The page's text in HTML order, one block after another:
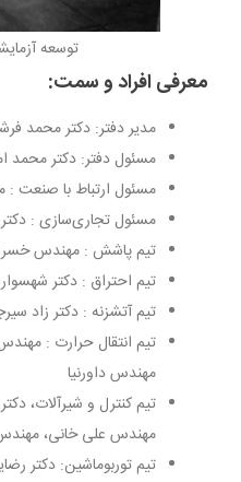
توسعه
معرفی افراد و سمت:
مدیر دفتر: دکتر محمد
مسئول دفتر: دکتر محمد
مسئول ارتباط با صنعت :
مسئول تجاری‌سازی : دکتر
تیم پاشش : مهندس
تیم احتراق : دکتر
تیم آتشزنه : دکتر زاد
تیم انتقال حرارت :
مهندس داورنیا
تیم کنترل و شیرآلات،
مهندس علی خانی،
تیم توربوماشین: دکتر